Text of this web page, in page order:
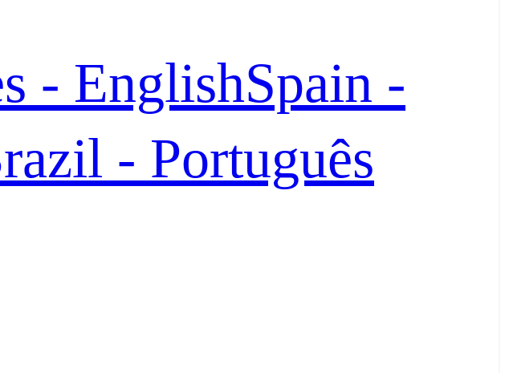
- EnglishSpain -
- Português